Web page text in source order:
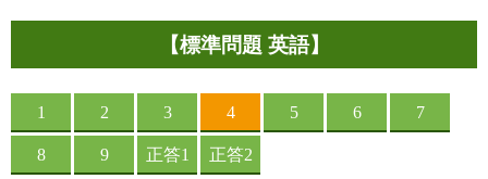
【標準問題 英語】